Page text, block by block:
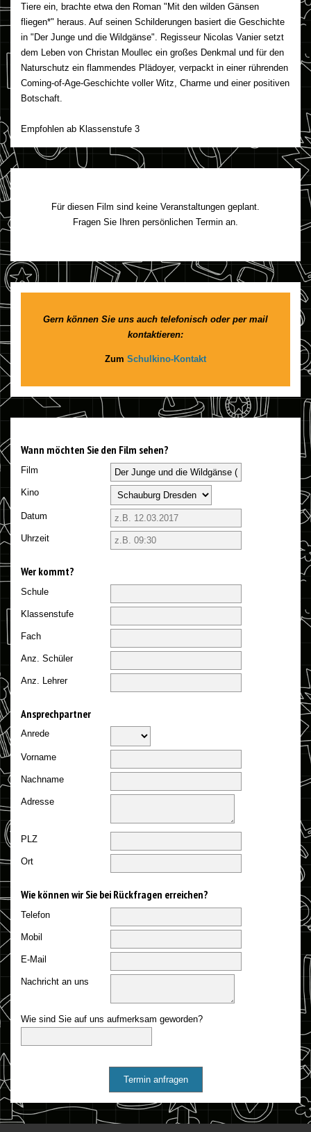
Tiere ein, brachte etwa den Roman "Mit den wilden Gänsen
fliegen*" heraus. Auf seinen Schilderungen basiert die Geschichte
in "Der Junge und die Wildgänse". Regisseur Nicolas Vanier setzt
dem Leben von Christan Moullec ein großes Denkmal und für den
Naturschutz ein flammendes Plädoyer, verpackt in einer rührenden
Coming-of-Age-Geschichte voller Witz, Charme und einer positiven
Botschaft.
Empfohlen ab Klassenstufe 3
Für diesen Film sind keine Veranstaltungen geplant.
Fragen Sie Ihren persönlichen Termin an.
Gern können Sie uns auch telefonisch oder per mail
kontaktieren:
Zum Schulkino-Kontakt
Wann möchten Sie den Film sehen?
Film
Kino
Datum
Uhrzeit
Wer kommt?
Schule
Klassenstufe
Fach
Anz. Schüler
Anz. Lehrer
Ansprechpartner
Anrede
Vorname
Nachname
Adresse
PLZ
Ort
Wie können wir Sie bei Rückfragen erreichen?
Telefon
Mobil
E-Mail
Nachricht an uns
Wie sind Sie auf uns aufmerksam geworden?
Termin anfragen